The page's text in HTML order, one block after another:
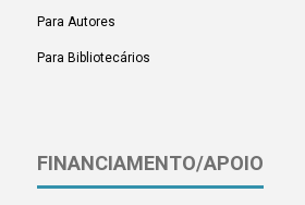
Para Autores
Para Bibliotecários
FINANCIAMENTO/APOIO